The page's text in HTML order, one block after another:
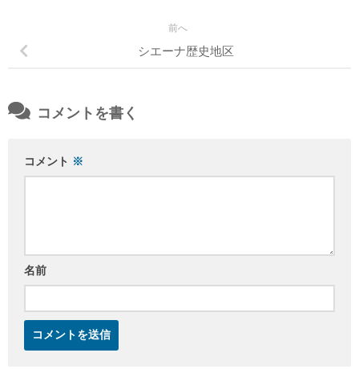
前へ
シエーナ歴史地区
コメントを書く
コメント ※
名前